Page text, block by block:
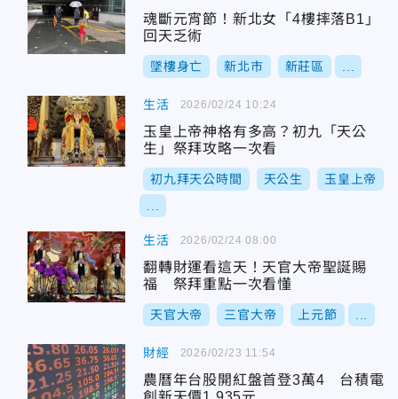
魂斷元宵節！新北女「4樓摔落B1」
回天乏術
墜樓身亡 新北市 新莊區
生活
玉皇上帝神格有多高？初九「天公
生」祭拜攻略一次看
初九拜天公時間 天公生 玉皇上帝
2026/02/24 10:24
生活
翻轉財運看這天！天官大帝聖誕賜
福 祭拜重點一次看懂
天官大帝 三官大帝 上元節
2026/02/24 08:00
財經
農曆年台股開紅盤首登3萬4 台積電
2026/02/23 11:54